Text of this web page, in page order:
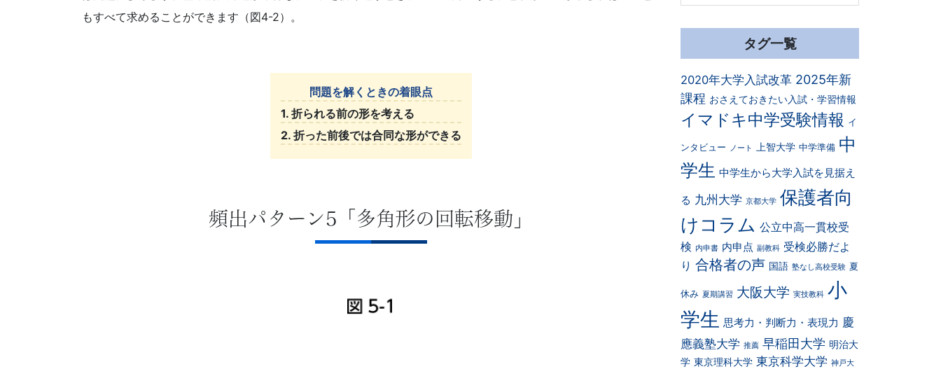
もすべて求めることができます（図4-2）。
問題を解くときの着眼点
1. 折られる前の形を考える
2. 折った前後では合同な形ができる
頻出パターン5「多角形の回転移動」
タグ一覧
2020年大学入試改革 2025年新
課程 おさえておきたい入試・学習情報
イマドキ中学受験情報 イ
ンタビュー ノート 上智大学 中学準備 中
学生 中学生から大学入試を見据え
る 九州大学 京都大学 保護者向
けコラム 公立中高一貫校受
検 内申書 内申点 副教科 受検必勝だよ
り 合格者の声 国語 塾なし高校受験 夏
休み 夏期講習 大阪大学 実技教科 小
学生 思考力・判断力・表現力 慶
應義塾大学 推薦 早稲田大学 明治大
学 東京理科大学 東京科学大学 神戸大